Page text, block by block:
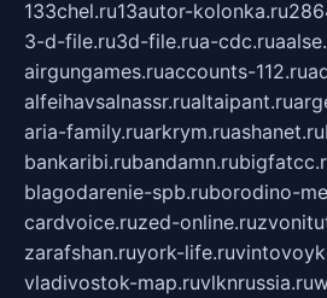
133chel.ru13autor-kolonka.ru
3-d-file.ru3d-file.rua-cdc.ru
airgungames.ruaccounts-112.ru
alfeihavsalnassr.rualtaipant.ru
aria-family.ruarkrym.ruashanet.ru
bankaribi.rubandamn.ru
blagodarenie-spb.ruborodino-
cardvoice.ruzed-online.ru
zarafshan.ruyork-life.ru
vladivostok-map.ruvlknrussia.ru